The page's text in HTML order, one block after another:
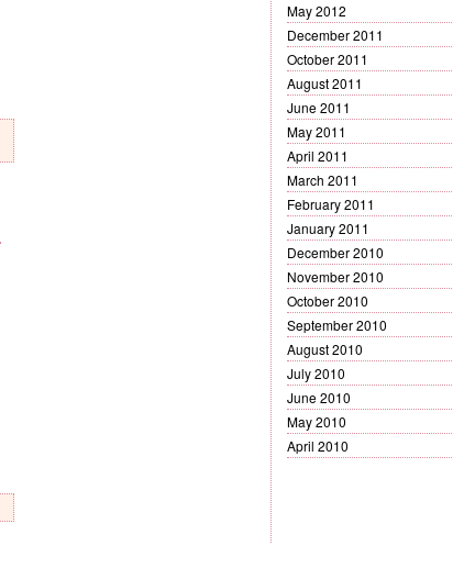
May 2012
December 2011
October 2011
August 2011
June 2011
May 2011
April 2011
March 2011
February 2011
January 2011
December 2010
November 2010
October 2010
September 2010
August 2010
July 2010
June 2010
May 2010
April 2010